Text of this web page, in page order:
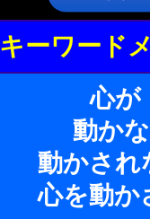
キーワード
心が
動か
動かされ
心を動か